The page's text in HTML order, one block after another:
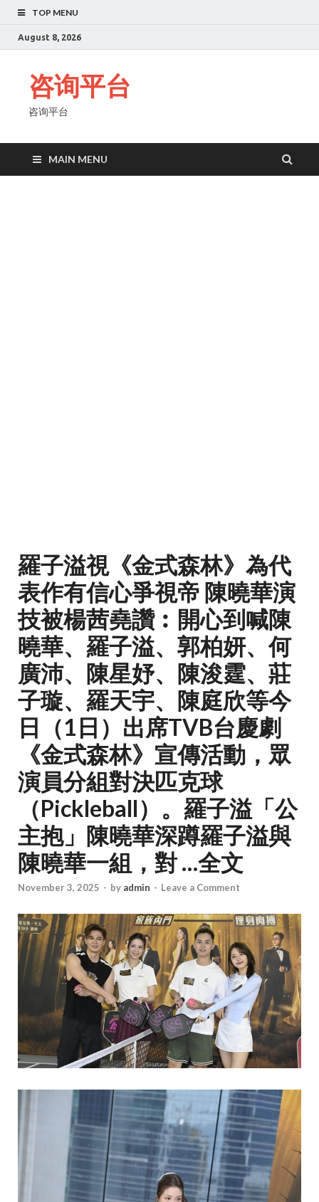
TOP MENU
August 8, 2026
咨询平台
咨询平台
MAIN MENU
羅子溢視《金式森林》為代
表作有信心爭視帝 陳曉華演
技被楊茜堯讚︰開心到喊陳
曉華、羅子溢、郭柏妍、何
廣沛、陳星妤、陳浚霆、莊
子璇、羅天宇、陳庭欣等今
日（1日）出席TVB台慶劇
《金式森林》宣傳活動，眾
演員分組對決匹克球
（Pickleball）。羅子溢「公
主抱」陳曉華深蹲羅子溢與
陳曉華一組，對 …全文
November 3, 2025 - by admin - Leave a Comment